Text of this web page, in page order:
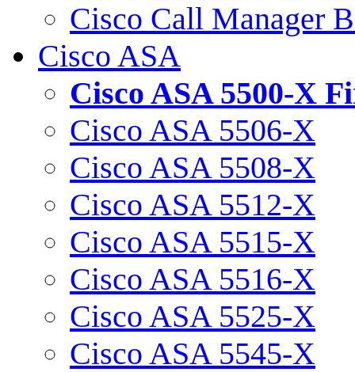
Cisco Call Manager
Cisco ASA
Cisco ASA 5500-X
Cisco ASA 5506-X
Cisco ASA 5508-X
Cisco ASA 5512-X
Cisco ASA 5515-X
Cisco ASA 5516-X
Cisco ASA 5525-X
Cisco ASA 5545-X